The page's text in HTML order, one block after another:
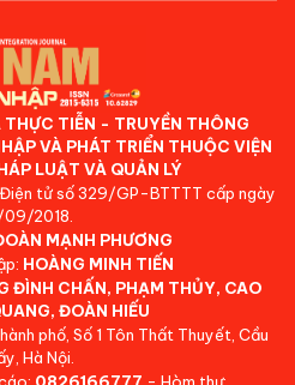
THỰC TIỄN - TRUYỀN THÔNG
VÀ PHÁT TRIỂN THUỘC VIỆN
LUẬT VÀ QUẢN LÝ
tử số 329/GP-BTTTT cấp ngày
09/2018.
MẠNH PHƯƠNG
HOÀNG MINH TIẾN
ĐÌNH CHẤN, PHẠM THỦY, CAO
ĐOÀN HIẾU
phố, Số 1 Tôn Thất Thuyết, Cầu
Hà Nội.